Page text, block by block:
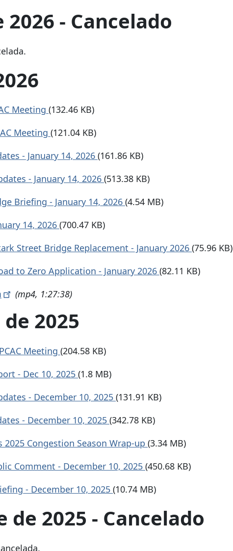
- Cancelado
Meeting (132.46 KB)
Meeting (121.04 KB)
- January 14, 2026 (161.86 KB)
- January 14, 2026 (513.38 KB)
Briefing - January 14, 2026 (4.54 MB)
14, 2026 (700.47 KB)
Street Bridge Replacement - January 2026 (75.96 KB)
to Zero Application - January 2026 (82.11 KB)
(mp4, 1:27:38)
2025
Meeting (204.58 KB)
- Dec 10, 2025 (1.8 MB)
- December 10, 2025 (131.91 KB)
- December 10, 2025 (342.78 KB)
Congestion Season Wrap-up (3.34 MB)
Comment - December 10, 2025 (450.68 KB)
- December 10, 2025 (10.74 MB)
de 2025 - Cancelado